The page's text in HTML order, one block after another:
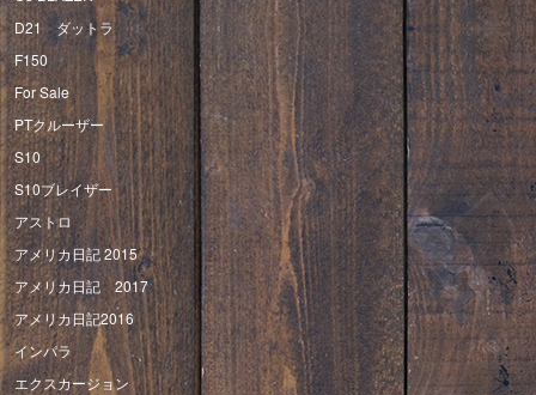
D21 ダットラ
F150
For Sale
PTクルーザー
S10
S10ブレイザー
アストロ
アメリカ日記 2015
アメリカ日記 2017
アメリカ日記2016
インパラ
エクスカージョン